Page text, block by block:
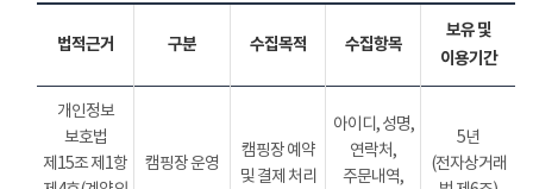
법적근거 구분 수집목적 수집항목
보유 및
이용기간
개인정보
보호법
제15조 제1항
캠핑장 운영
캠핑장 예약
및 결제 처리
아이디, 성명,
연락처,
주문내역,
5년
(전자상거래